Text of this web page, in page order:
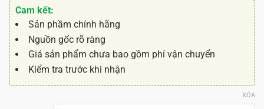
Cam kết:
Sản phầm chính hãng
Nguồn gốc rõ ràng
Giá sản phẩm chưa bao gồm phí vận chuyển
Kiểm tra trước khi nhận
XÓA